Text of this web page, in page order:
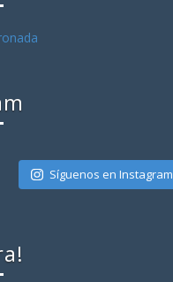
Síguenos en Instagram